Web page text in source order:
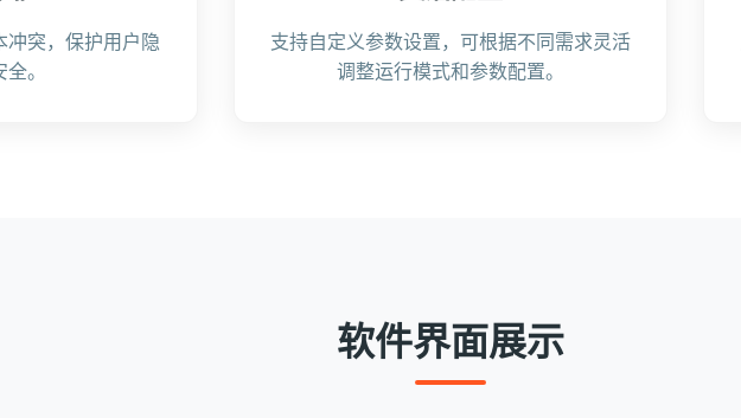
冲突，保护用户隐
。
支持自定义参数设置，可根据不同需求灵活
调整运行模式和参数配置。
软件界面展示